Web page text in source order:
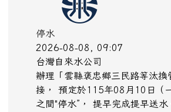
停水
2026-08-08, 09:07
台灣自來水公司
辦理「雲縣褒忠鄉三民路等汰換
接， 預定於115年08月10日（
之間"停水”， 提早完成提早送